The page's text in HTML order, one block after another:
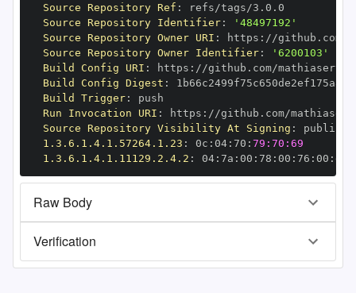
Source Repository Ref :
Source Repository Identifier:
'48497192'
Source Repository Owner URI : https :
Source Repository Owner Identifier:
'6200103'
Build Config URI : https : //github.com/mathiasertl/
Build Config Digest :
Build Trigger:
Run Invocation URI : https : //github.com/
Source Repository Visibility At Signing :
1.3.6.1.4.1.57264.1.23 : 0c : 04: 70 : 79:70:69
1.3.6.1.4.1.11129.2.4.2 : 04: 7a : 00 : 78 : 00 : 76 : 00 : dd
Raw Body
Verification